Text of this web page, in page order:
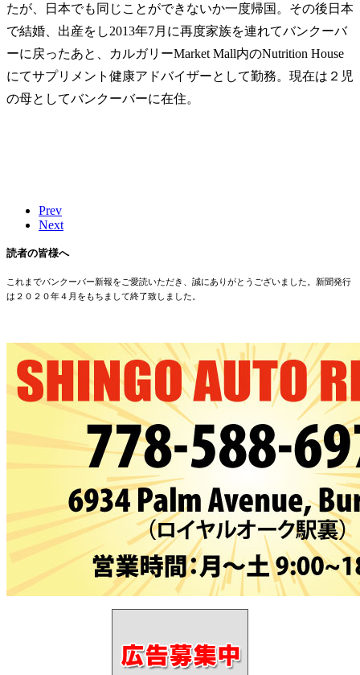
たが、日本でも同じことができないか一度帰国。その後日本
で結婚、出産をし2013年7月に再度家族を連れてバンクーバ
ーに戻ったあと、カルガリーMarket Mall内のNutrition House
にてサプリメント健康アドバイザーとして勤務。現在は２児
の母としてバンクーバーに在住。
Prev
Next
読者の皆様へ
これまでバンクーバー新報をご愛読いただき、誠にありがとうございました。新聞発行
は２０２０年４月をもちまして終了致しました。